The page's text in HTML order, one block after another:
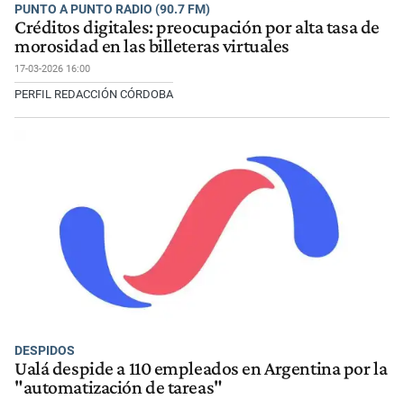
PUNTO A PUNTO RADIO (90.7 FM)
Créditos digitales: preocupación por alta tasa de
morosidad en las billeteras virtuales
17-03-2026 16:00
PERFIL REDACCIÓN CÓRDOBA
DESPIDOS
Ualá despide a 110 empleados en Argentina por la
"automatización de tareas"